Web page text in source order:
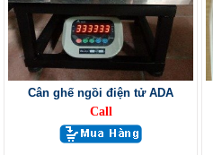
Cân ghế ngồi điện tử ADA
Call